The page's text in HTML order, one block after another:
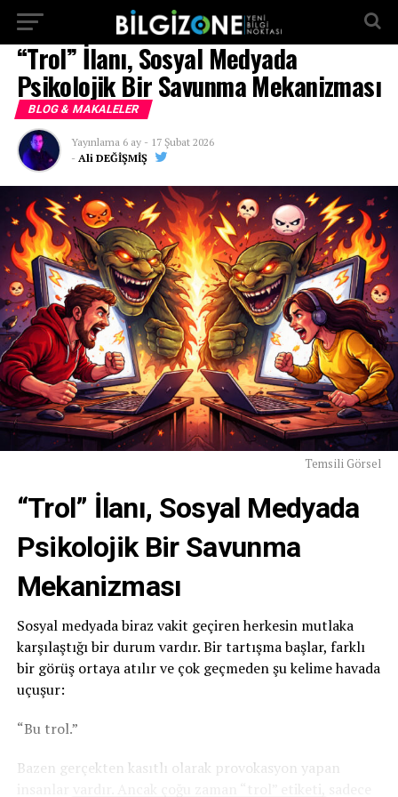
“Trol” İlanı, Sosyal Medyada
Psikolojik Bir Savunma Mekanizması
BLOG & MAKALELER
Yayınlama 6 ay - 17 Şubat 2026
- Ali DEĞİŞMİŞ
Temsili Görsel
“Trol” İlanı, Sosyal Medyada
Psikolojik Bir Savunma
Mekanizması
Sosyal medyada biraz vakit geçiren herkesin mutlaka
karşılaştığı bir durum vardır. Bir tartışma başlar, farklı
bir görüş ortaya atılır ve çok geçmeden şu kelime havada
uçuşur:
“Bu trol.”
Bazen gerçekten kasıtlı olarak provokasyon yapan